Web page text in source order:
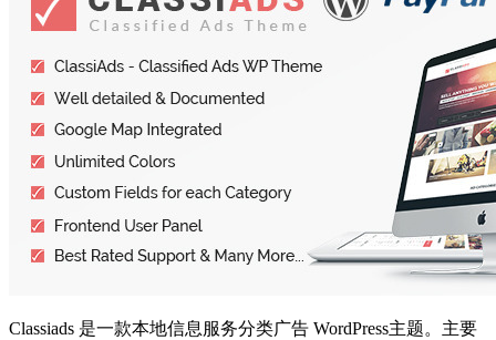
Classiads 是一款本地信息服务分类广告 WordPress主题。主要